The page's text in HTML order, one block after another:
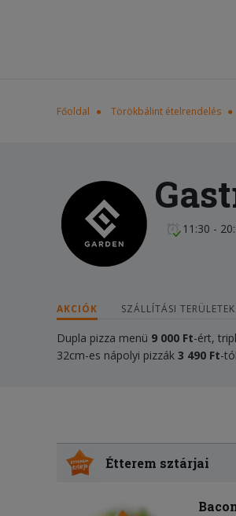
Főoldal Törökbálint ételrendelés
11:30 -
AKCIÓK SZÁLLÍTÁSI TERÜLETEK
Dupla pizza menü 9 000 Ft-ért,
32cm-es nápolyi pizzák 3 490 Ft-
Étterem sztárjai